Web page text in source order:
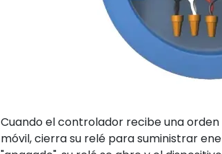
Cuando el controlador recibe una
móvil, cierra su relé para suministrar